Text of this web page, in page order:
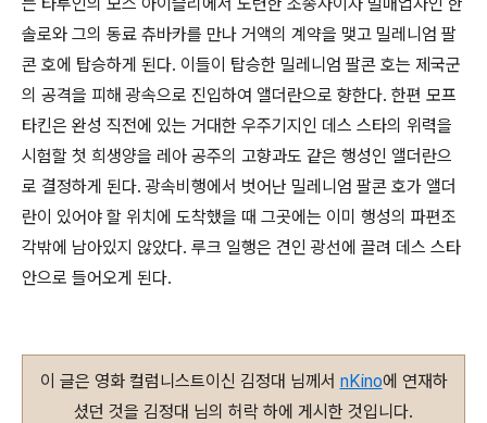
솔로와 그의 동료 츄바카를 만나 거액의 계약을 맺고 밀레니엄 팔
콘 호에 탑승하게 된다. 이들이 탑승한 밀레니엄 팔콘 호는 제국군
의 공격을 피해 광속으로 진입하여 앨더란으로 향한다. 한편 모프
타킨은 완성 직전에 있는 거대한 우주기지인 데스 스타의 위력을
시험할 첫 희생양을 레아 공주의 고향과도 같은 행성인 앨더란으
로 결정하게 된다. 광속비행에서 벗어난 밀레니엄 팔콘 호가 앨더
란이 있어야 할 위치에 도착했을 때 그곳에는 이미 행성의 파편조
각밖에 남아있지 않았다. 루크 일행은 견인 광선에 끌려 데스 스타
안으로 들어오게 된다.
이 글은 영화 컬럼니스트이신 김정대 님께서 nKino에 연재하
셨던 것을 김정대 님의 허락 하에 게시한 것입니다.